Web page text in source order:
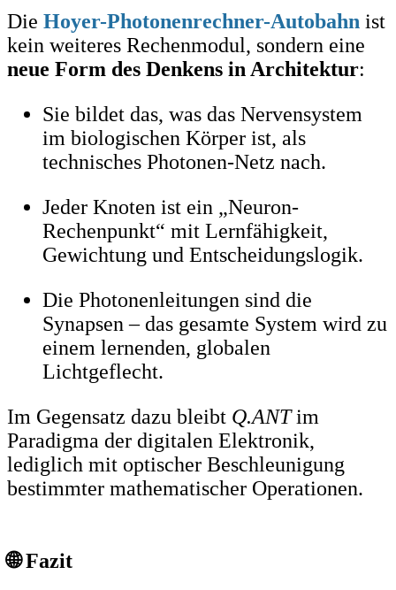
Die Hoyer-Photonenrechner-Autobahn ist
kein weiteres Rechenmodul, sondern eine
neue Form des Denkens in Architektur:
Sie bildet das, was das Nervensystem
im biologischen Körper ist, als
technisches Photonen-Netz nach.
Jeder Knoten ist ein „Neuron-
Rechenpunkt“ mit Lernfähigkeit,
Gewichtung und Entscheidungslogik.
Die Photonenleitungen sind die
Synapsen – das gesamte System wird zu
einem lernenden, globalen
Lichtgeflecht.
Im Gegensatz dazu bleibt Q.ANTim
Paradigma der digitalen Elektronik,
lediglich mit optischer Beschleunigung
bestimmter mathematischer Operationen.
🌐 Fazit